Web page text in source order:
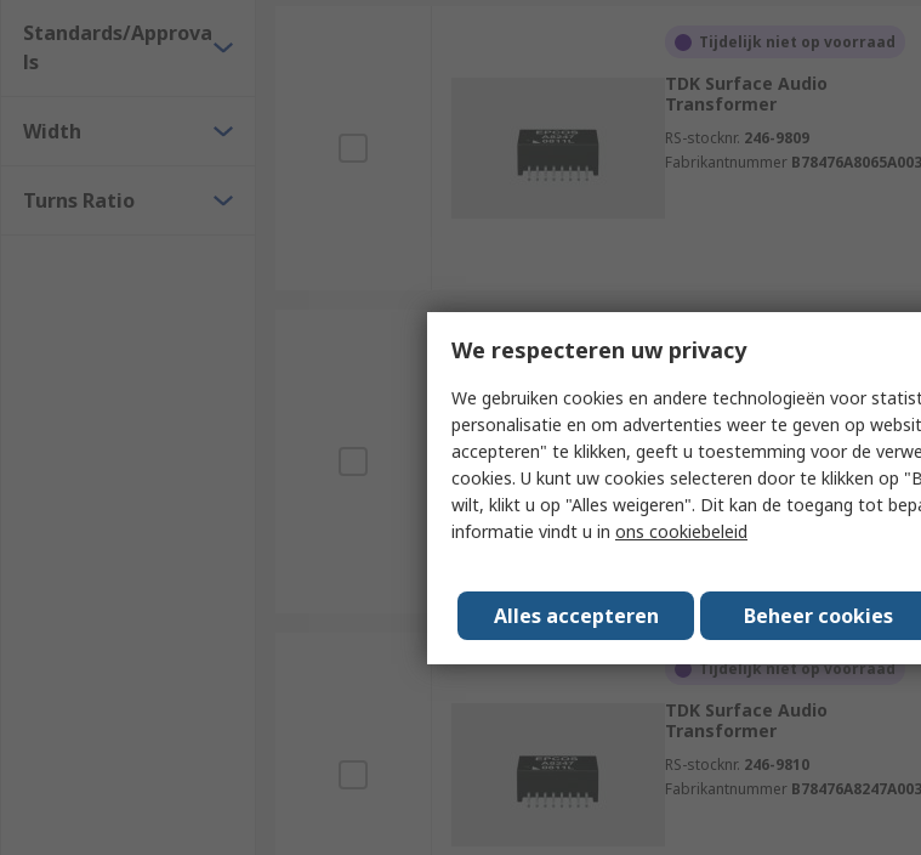
Standards/Approva
ls
Width
Turns Ratio
Tijdelijk niet op voorraad
TDK Surface Audio
Transformer
RS-stocknr. 246-9809
Fabrikantnummer B78476A8065A003
Tijdelijk niet op voorraad
TDK Surface Audio
Transformer
RS-stocknr.
246-9809P
B78476A8065A003
Tijdelijk niet op voorraad
TDK Surface Audio
Transformer
RS-stocknr. 246-9810
Fabrikantnummer B78476A8247A003
We respecteren uw privacy
We gebruiken cookies en andere technologieën voor
personalisatie en om advertenties weer te geven op
accepteren" te klikken, geeft u toestemming voor de
cookies. U kunt uw cookies selecteren door te klikken op
wilt, klikt u op "Alles weigeren". Dit kan de toegang tot
informatie vindt u in ons cookiebeleid
Alles accepteren Beheer cookies